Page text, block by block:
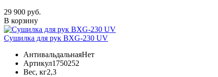
29 900 руб.
В корзину
Сушилка для рук BXG-230 UV
АнтивальдальнаяНет
Артикул1750252
Вес, кг2,3